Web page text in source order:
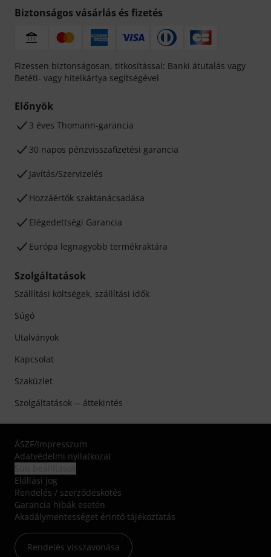
Biztonságos vásárlás és fizetés
Fizessen biztonságosan, titkosítással: Banki átutalás vagy
Betéti- vagy hitelkártya segítségével
Előnyök
3 éves Thomann-garancia
30 napos pénzvisszafizetési garancia
Javítás/Szervizelés
Hozzáértők szaktanácsadása
Elégedettségi Garancia
Európa legnagyobb termékraktára
Szolgáltatások
Szállítási költségek, szállítási idők
Súgó
Utalványok
Kapcsolat
Szaküzlet
Szolgáltatások -- áttekintés
ÁSZF/Impresszum
Adatvédelmi nyilatkozat
Elállási jog
Rendelés / szerződéskötés
Garancia hibák esetén
Akadálymentességet érintő tájékoztatás
Rendelés visszavonása